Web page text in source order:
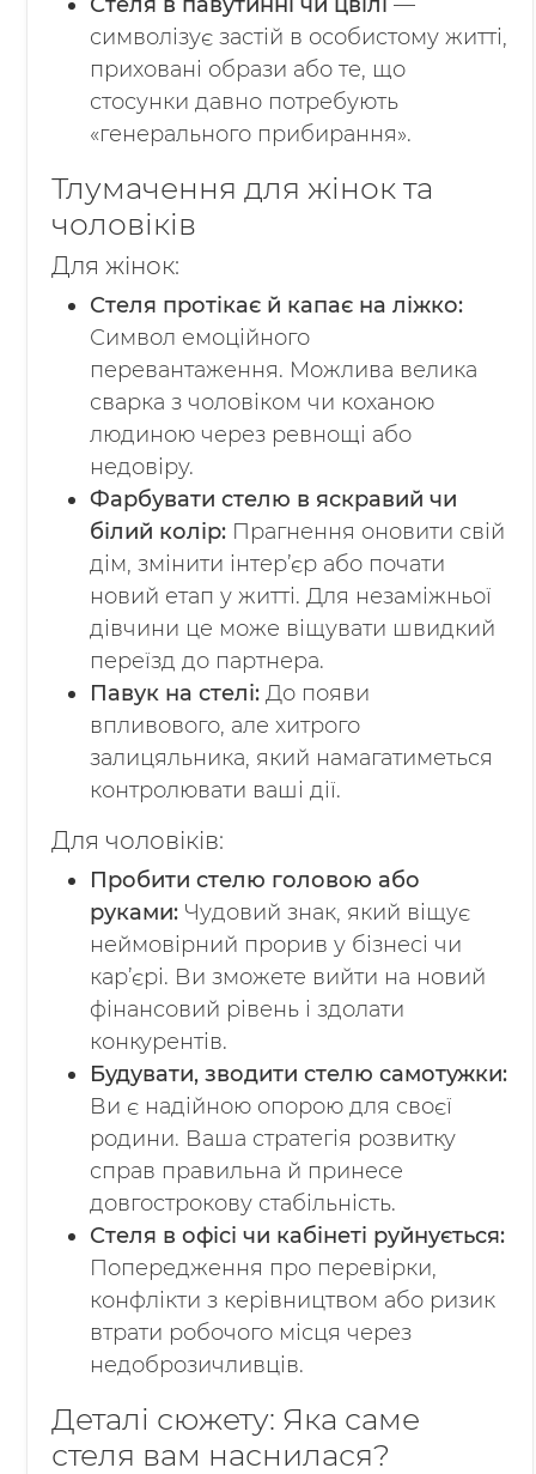
символізує застій в особистому житті,
приховані образи або те, що
стосунки давно потребують
«генерального прибирання».
Тлумачення для жінок та
чоловіків
Для жінок:
Стеля протікає й капає на ліжко:
Символ емоційного
перевантаження. Можлива велика
сварка з чоловіком чи коханою
людиною через ревнощі або
недовіру.
Фарбувати стелю в яскравий чи
білий колір: Прагнення оновити свій
дім, змінити інтер’єр або почати
новий етап у житті. Для незаміжньої
дівчини це може віщувати швидкий
переїзд до партнера.
Павук на стелі: До появи
впливового, але хитрого
залицяльника, який намагатиметься
контролювати ваші дії.
Для чоловіків:
Пробити стелю головою або
руками: Чудовий знак, який віщує
неймовірний прорив у бізнесі чи
кар’єрі. Ви зможете вийти на новий
фінансовий рівень і здолати
конкурентів.
Будувати, зводити стелю самотужки:
Ви є надійною опорою для своєї
родини. Ваша стратегія розвитку
справ правильна й принесе
довгострокову стабільність.
Стеля в офісі чи кабінеті руйнується:
Попередження про перевірки,
конфлікти з керівництвом або ризик
втрати робочого місця через
недоброзичливців.
Деталі сюжету: Яка саме
стеля вам наснилася?